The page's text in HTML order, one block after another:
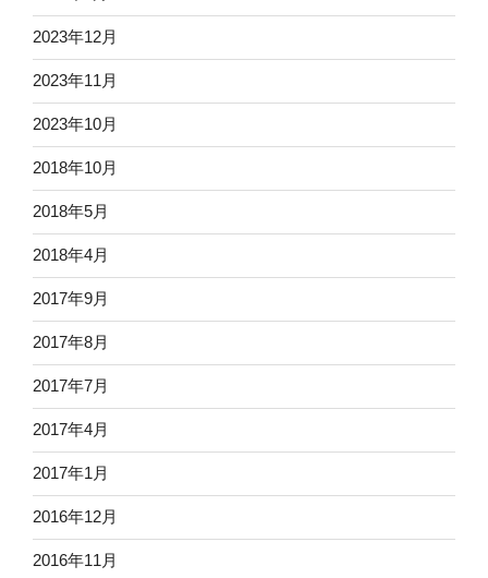
2023年12月
2023年11月
2023年10月
2018年10月
2018年5月
2018年4月
2017年9月
2017年8月
2017年7月
2017年4月
2017年1月
2016年12月
2016年11月